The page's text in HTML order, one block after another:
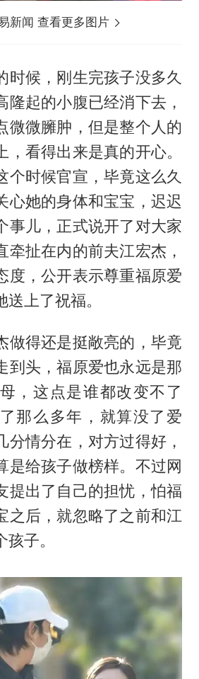
新闻 查看更多图片
时候，刚生完孩子没多久
隆起的小腹已经消下去，
微微臃肿，但是整个人的
，看得出来是真的开心。
个时候官宣，毕竟这么久
心她的身体和宝宝，迟迟
事儿，正式说开了对大家
牵扯在内的前夫江宏杰，
度，公开表示尊重福原爱
上了祝福。
做得还是挺敞亮的，毕竟
到头，福原爱也永远是那
，这点是谁都改变不了
那么多年，就算没了爱
分情分在，对方过得好，
是给孩子做榜样。不过网
提出了自己的担忧，怕福
之后，就忽略了之前和江
子。